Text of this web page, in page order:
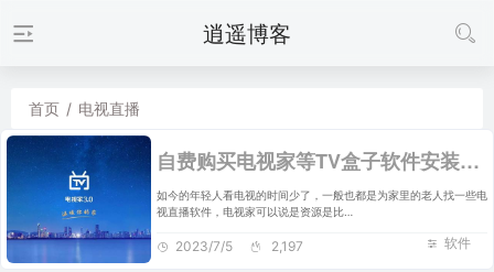
逍遥博客
首页 / 电视直播
自费购买电视家等TV盒子软件安装包及安装教程
如今的年轻人看电视的时间少了，一般也都是为家里的老人找一些电
视直播软件，电视家可以说是资源是比…
软件
2023/7/5 2,197